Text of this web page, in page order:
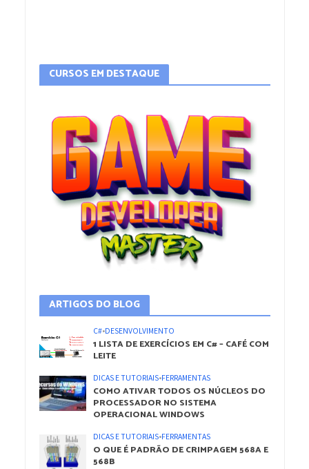
CURSOS EM DESTAQUE
ARTIGOS DO BLOG
C#•DESENVOLVIMENTO
1 LISTA DE EXERCÍCIOS EM C# – CAFÉ COM
LEITE
DICAS E TUTORIAIS•FERRAMENTAS
COMO ATIVAR TODOS OS NÚCLEOS DO
PROCESSADOR NO SISTEMA
OPERACIONAL WINDOWS
DICAS E TUTORIAIS•FERRAMENTAS
O QUE É PADRÃO DE CRIMPAGEM 568A E
568B